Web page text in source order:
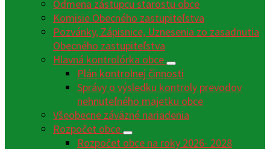
Odmena zástupcu starostu obce
Komisie Obecného zastupiteľstva
Pozvánky, Zápisnice, Uznesenia zo zasadnutia
Obecného zastupiteľstva
Hlavná kontrolórka obce
Plán kontrolnej činnosti
Správy o výsledku kontroly prevodov
nehnuteľného majetku obce
Všeobecne záväzné nariadenia
Rozpočet obce
Rozpočet obce na roky 2026- 2028